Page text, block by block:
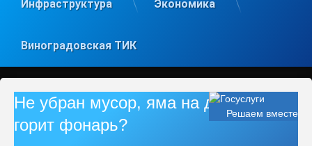
Инфраструктура Экономика
Виноградовская ТИК
Решаем вместе
Не убран мусор, яма на дороге, не
горит фонарь?